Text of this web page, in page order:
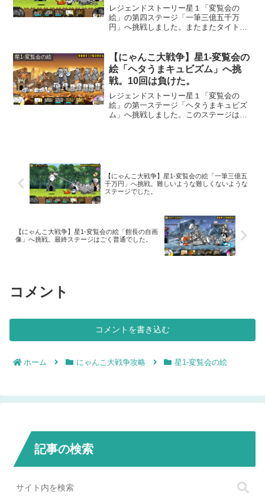
テージでした。
レジェンドストーリー星１「変覧会の
絵」の第四ステージ「一筆三億五千万
円」へ挑戦しました。またまたタイトル
ージは、自分の城と敵城の距離が短く、
射程の長い敵が3体も出てきて、...
星1-変覧会の絵
【にゃんこ大戦争】星1-変覧会の
絵「ヘタうまキュビズム」へ挑
戦。10回は負けた。
レジェンドストーリー星１「変覧会の
絵」の第一ステージ「ヘタうまキュビズ
ム」へ挑戦しました。このステージは、
【にゃんこ大戦争】星1-変覧会の絵「一筆三億五
千万円」へ挑戦。難しいような難しくないような
ステージでした。
【にゃんこ大戦争】星1-変覧会の絵「館長の自画
像」へ挑戦。最終ステージはごく普通でした。
コメント
コメントを書き込む
ホーム にゃんこ大戦争攻略 星1-変覧会の絵
記事の検索